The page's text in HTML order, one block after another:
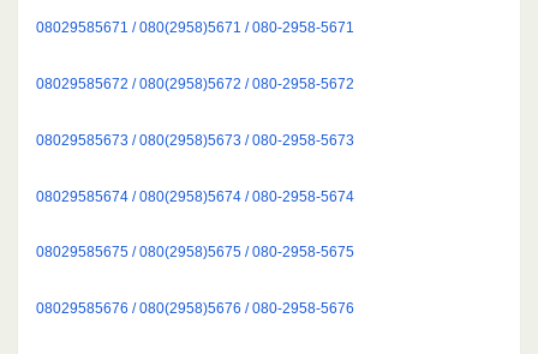
08029585671 / 080(2958)5671 / 080-2958-5671
08029585672 / 080(2958)5672 / 080-2958-5672
08029585673 / 080(2958)5673 / 080-2958-5673
08029585674 / 080(2958)5674 / 080-2958-5674
08029585675 / 080(2958)5675 / 080-2958-5675
08029585676 / 080(2958)5676 / 080-2958-5676